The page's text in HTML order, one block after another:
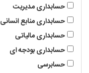
حسابداری مدیریت
حسابداری منابع انسانی
حسابداری مالیاتی
حسابداری بودجه ای
حسابرسی